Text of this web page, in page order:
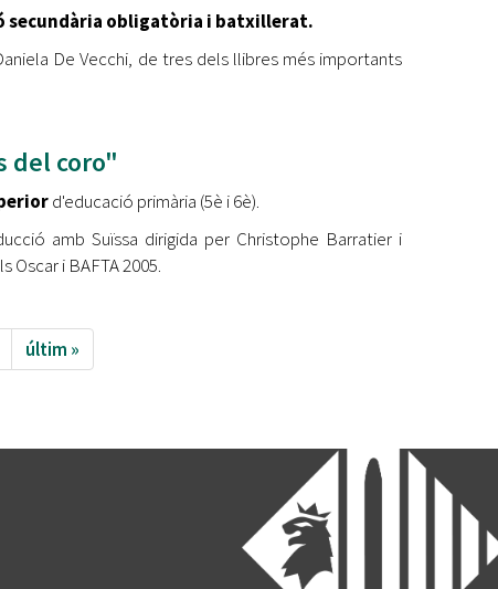
secundària obligatòria i batxillerat.
De Vecchi, de tres dels llibres més importants
del coro"
d'educació primària (5è i 6è).
amb Suïssa dirigida per Christophe Barratier i
Oscar i BAFTA 2005.
últim »